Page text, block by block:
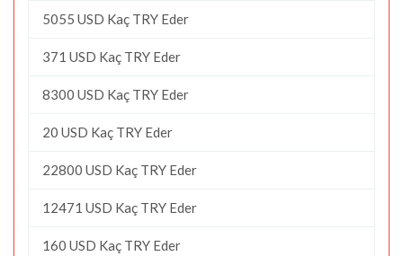
5055 USD Kaç TRY Eder
371 USD Kaç TRY Eder
8300 USD Kaç TRY Eder
20 USD Kaç TRY Eder
22800 USD Kaç TRY Eder
12471 USD Kaç TRY Eder
160 USD Kaç TRY Eder